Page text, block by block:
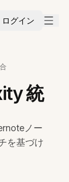
ログイン
統
ノー
を基づけ